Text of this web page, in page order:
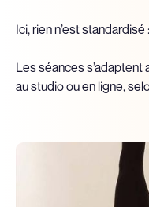
Ici, rien n’est
Les séances s’adaptent
au studio ou en ligne,